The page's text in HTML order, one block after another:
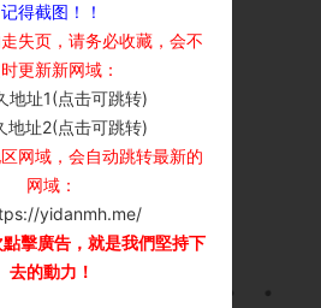
记得截图！！
失页，请务必收藏，会不
更新新网域：
地址1(点击可跳转)
地址2(点击可跳转)
网域，会自动跳转最新的
网域：
yidanmh.me/
擊廣告，就是我們堅持下
去的動力！